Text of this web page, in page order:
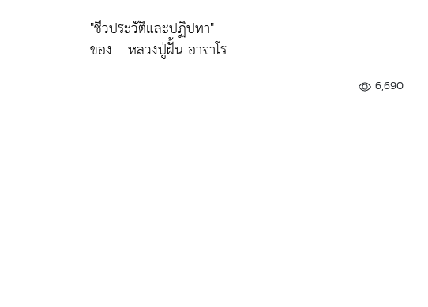
"ชีวประวัติและปฏิปทา"
ของ .. หลวงปู่ฝั้น อาจาโร
6,690